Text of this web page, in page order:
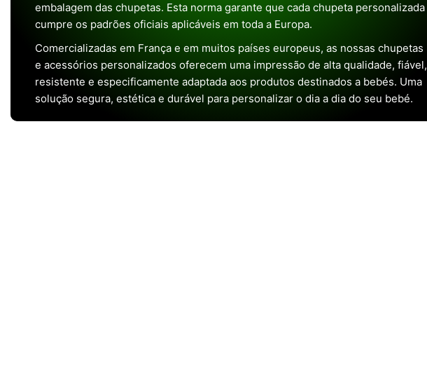
embalagem das chupetas. Esta norma garante que cada chupeta personalizada
cumpre os padrões oficiais aplicáveis em toda a Europa.
Comercializadas em França e em muitos países europeus, as nossas chupetas
e acessórios personalizados oferecem uma impressão de alta qualidade, fiável,
resistente e especificamente adaptada aos produtos destinados a bebés. Uma
solução segura, estética e durável para personalizar o dia a dia do seu bebé.